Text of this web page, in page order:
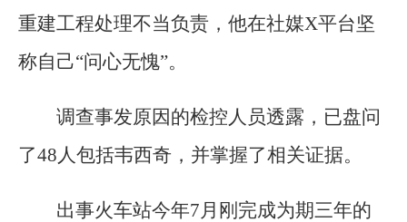
重建工程处理不当负责，他在社媒X平台坚
称自己“问心无愧”。
调查事发原因的检控人员透露，已盘问
了48人包括韦西奇，并掌握了相关证据。
出事火车站今年7月刚完成为期三年的